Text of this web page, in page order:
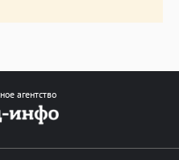
агентство